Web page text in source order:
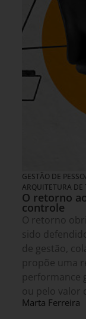
GESTÃO DE
ARQUITETURA DE
O retorno
controle
O retorno
sido
de gestão,
propõe uma
performance
ou pelo valor
Marta Ferreira